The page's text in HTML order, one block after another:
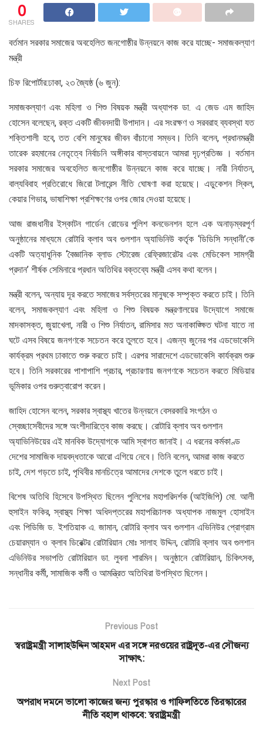
0
SHARES
বর্তমান সরকার সমাজের অবহেলিত জনগোষ্ঠীর উন্নয়নে কাজ করে যাচ্ছে- সমাজকল্যাণ
মন্ত্রী
চিফ রিপোর্টার:ঢাকা, ২৩ জ্যৈষ্ঠ (৬ জুন):
সমাজকল্যাণ এবং মহিলা ও শিশু বিষয়ক মন্ত্রী অধ্যাপক ডা. এ জেড এম জাহিদ
হোসেন বলেছেন, রক্ত একটি জীবনদায়ী উপাদান। এর সংরক্ষণ ও সরবরাহ ব্যবস্থা যত
শক্তিশালী হবে, তত বেশি মানুষের জীবন বাঁচানো সম্ভব। তিনি বলেন, প্রধানমন্ত্রী
তারেক রহমানের নেতৃত্বে নির্বাচনি অঙ্গীকার বাস্তবায়নে আমরা দৃঢ়প্রতিজ্ঞ । বর্তমান
সরকার সমাজের অবহেলিত জনগোষ্ঠীর উন্নয়নে কাজ করে যাচ্ছে। নারী নির্যাতন,
বাল্যবিবাহ প্রতিরোধে জিরো টলারেন্স নীতি ঘোষণা করা হয়েছে। এডুকেশন স্কিল,
কেয়ার গিভার, ভাষাশিক্ষা প্রশিক্ষণের ওপর জোর দেওয়া হয়েছে।
আজ রাজধানীর ইস্কাটন গার্ডেন রোডের পুলিশ কনভেনশন হলে এক অনাড়ম্বরপূর্ণ
অনুষ্ঠানের মাধ্যমে রোটারি ক্লাব অব গুলশান অ্যাভিনিউ কর্তৃক ‘ডিডিসি সন্ধানী’কে
একটি অত্যাধুনিক ‘বৈজ্ঞানিক ব্লাড স্টোরেজ রেফ্রিজারেটর এবং মেডিকেল সামগ্রী
প্রদান’ শীর্ষক সেমিনারে প্রধান অতিথির বক্তব্যে মন্ত্রী এসব কথা বলেন।
মন্ত্রী বলেন, অন্যায় দূর করতে সমাজের সর্বস্তরের মানুষকে সম্পৃক্ত করতে চাই। তিনি
বলেন, সমাজকল্যাণ এবং মহিলা ও শিশু বিষয়ক মন্ত্রণালয়ের উদ্যোগে সমাজে
মাদকাসক্ত, জুয়াখেলা, নারী ও শিশু নির্যাতন, রামিসার মত অনাকাঙ্ক্ষিত ঘটনা যাতে না
ঘটে এসব বিষয়ে জনগণকে সচেতন করে তুলতে হবে। এজন্য জুনের পর এডভোকেসি
কার্যক্রম প্রথম ঢাকাতে শুরু করতে চাই। এরপর সারাদেশে এডভোকেসি কার্যক্রম শুরু
হবে। তিনি সরকারের পাশাপাশি প্রচার, প্রচারণায় জনগণকে সচেতন করতে মিডিয়ার
ভূমিকার ওপর গুরুত্বারোপ করেন।
জাহিদ হোসেন বলেন, সরকার স্বাস্থ্য খাতের উন্নয়নে বেসরকারি সংগঠন ও
স্বেচ্ছাসেবীদের সঙ্গে অংশীদারিত্বে কাজ করছে। রোটারি ক্লাব অব গুলশান
অ্যাভিনিউয়ের এই মানবিক উদ্যোগকে আমি স্বাগত জানাই। এ ধরনের কর্মকাণ্ড
দেশের সামাজিক দায়বদ্ধতাকে আরো এগিয়ে নেবে। তিনি বলেন, আমরা কাজ করতে
চাই, দেশ গড়তে চাই, পৃথিবীর মানচিত্রে আমাদের দেশকে তুলে ধরতে চাই।
বিশেষ অতিথি হিসেবে উপস্থিত ছিলেন পুলিশের মহাপরিদর্শক (আইজিপি) মো. আলী
হুসাইন ফকির, স্বাস্থ্য শিক্ষা অধিদপ্তরের মহাপরিচালক অধ্যাপক নাজমুল হোসাইন
এবং পিডিজি ড. ইশতিয়াক এ. জামান, রোটারি ক্লাব অব গুলশান এভিনিউর প্রোগ্রাম
চেয়ারম্যান ও ক্লাব ডিরেক্টর রোটারিয়ান মোঃ সালাহ উদ্দিন, রোটারি ক্লাব অব গুলশান
এভিনিউর সভাপতি রোটারিয়ান ডা. লুবনা শারমিন। অনুষ্ঠানে রোটারিয়ান, চিকিৎসক,
সন্ধানীর কর্মী, সামাজিক কর্মী ও আমন্ত্রিত অতিথিরা উপস্থিত ছিলেন।
Previous Post
স্বরাষ্ট্রমন্ত্রী সালাহউদ্দিন আহমদ এর সঙ্গে নরওয়ের রাষ্ট্রদূত-এর সৌজন্য
সাক্ষাৎ:
Next Post
অপরাধ দমনে ভালো কাজের জন্য পুরস্কার ও গাফিলতিতে তিরস্কারের
নীতি বহাল থাকবে: স্বরাষ্ট্রমন্ত্রী